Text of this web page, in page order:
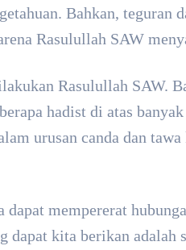
Bahkan, teguran
Rasulullah SAW
Rasulullah SAW.
hadist di atas
urusan canda dan
mempererat
dapat kita berikan adalah